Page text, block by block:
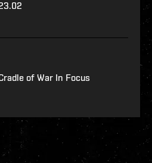
of War In Focus